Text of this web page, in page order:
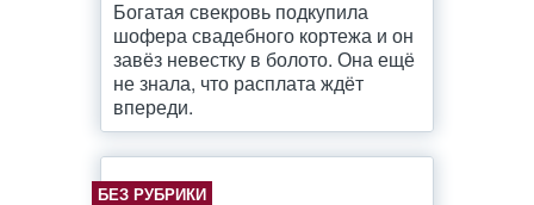
Богатая свекровь подкупила
шофера свадебного кортежа и он
завёз невестку в болото. Она ещё
не знала, что расплата ждёт
впереди.
БЕЗ РУБРИКИ